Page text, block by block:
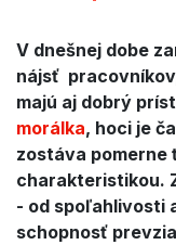
V dnešnej dobe
nájsť
majú aj dobrý
morálka, hoci je
zostáva pomerne
charakteristikou.
- od spoľahlivosti
schopnosť